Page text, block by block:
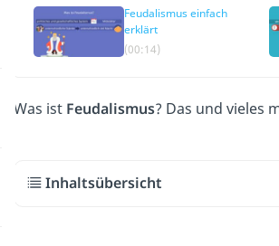
Feudalismus einfach
erklärt
(00:14)
Was ist Feudalismus? Das und vieles
Inhaltsübersicht